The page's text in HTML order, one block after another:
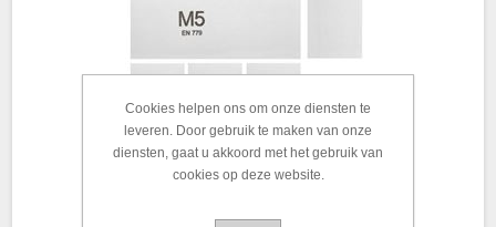
Cookies helpen ons om onze diensten te
leveren. Door gebruik te maken van onze
diensten, gaat u akkoord met het gebruik van
cookies op deze website.